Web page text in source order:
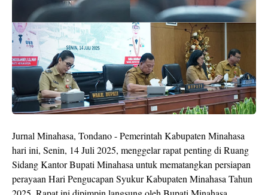
Jurnal Minahasa, Tondano - Pemerintah Kabupaten Minahasa
hari ini, Senin, 14 Juli 2025, menggelar rapat penting di Ruang
Sidang Kantor Bupati Minahasa untuk mematangkan persiapan
perayaan Hari Pengucapan Syukur Kabupaten Minahasa Tahun